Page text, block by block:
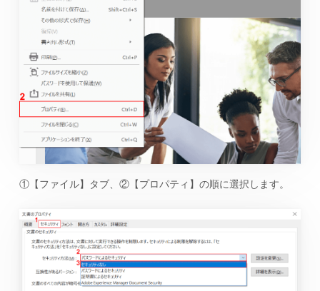
①【ファイル】タブ、②【プロパティ】の順に選択します。